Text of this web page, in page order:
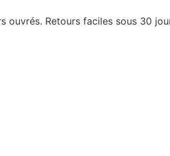
ouvrés. Retours faciles sous 30